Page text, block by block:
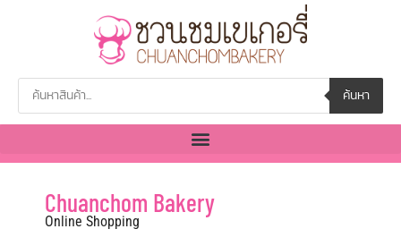
ค้นหา
Chuanchom Bakery
Online Shopping